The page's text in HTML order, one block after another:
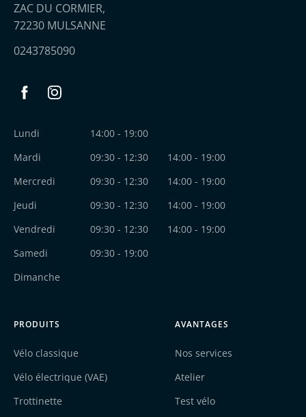
ZAC DU CORMIER,
72230 MULSANNE
0243785090
Lundi
14:00 - 19:00
Mardi
09:30 - 12:30
14:00 - 19:00
Mercredi
09:30 - 12:30
14:00 - 19:00
Jeudi
09:30 - 12:30
14:00 - 19:00
Vendredi
09:30 - 12:30
14:00 - 19:00
Samedi
09:30 - 19:00
Dimanche
PRODUITS
Vélo classique
Vélo électrique (VAE)
Trottinette
AVANTAGES
Nos services
Atelier
Test vélo